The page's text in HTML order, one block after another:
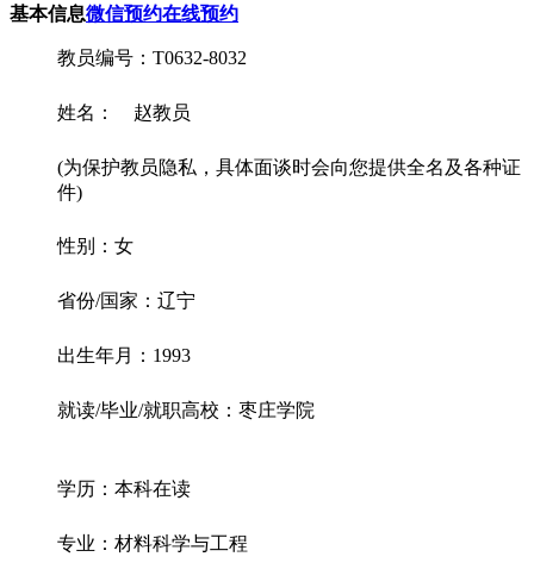
基本信息微信预约在线预约
教员编号：T0632-8032
姓名： 赵教员
(为保护教员隐私，具体面谈时会向您提供全名及各种证
件)
性别：女
省份/国家：辽宁
出生年月：1993
就读/毕业/就职高校：枣庄学院
学历：本科在读
专业：材料科学与工程